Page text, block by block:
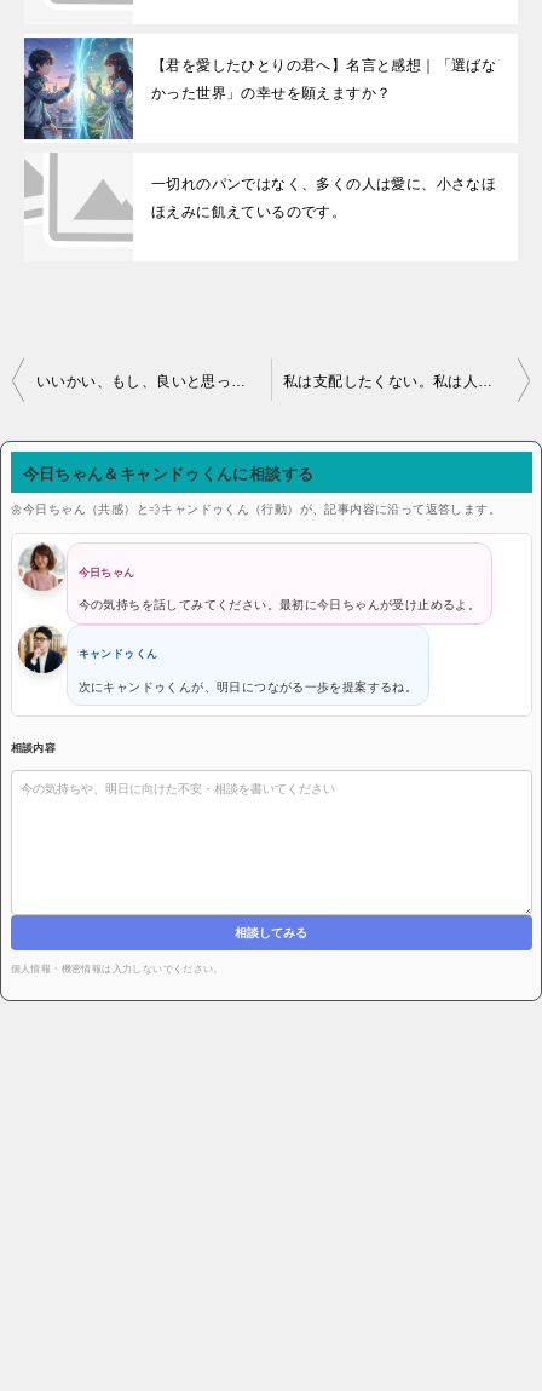
【君を愛したひとりの君へ】名言と感想｜「選ばな
かった世界」の幸せを願えますか？
一切れのパンではなく、多くの人は愛に、小さなほ
ほえみに飢えているのです。
投稿ナビゲーション いいかい、もし、良いと思ったら、どうやろうか？などと決して心配するな。つまり直感だよ。 私は支配したくない。私は人の幸福を願いながら生きたい。
今日ちゃん＆キャンドゥくんに相談する
🌼今日ちゃん（共感）と💨キャンドゥくん（行動）が、記事内容に沿って返答します。
今日ちゃん
今の気持ちを話してみてください。最初に今日ちゃんが受け止めるよ。
キャンドゥくん
次にキャンドゥくんが、明日につながる一歩を提案するね。
相談内容
相談してみる
個人情報・機密情報は入力しないでください。